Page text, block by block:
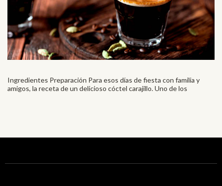
Ingredientes Preparación Para esos días de fiesta con familia y
amigos, la receta de un delicioso cóctel carajillo. Uno de los